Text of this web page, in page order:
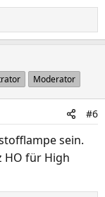
Moderator
#6
sein.
HO für High